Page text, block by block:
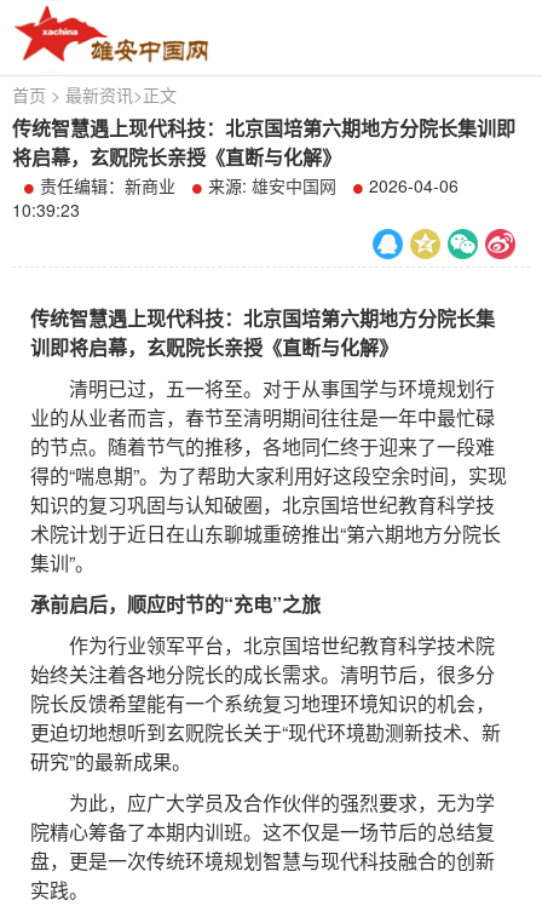
首页 > 最新资讯>正文
传统智慧遇上现代科技：北京国培第六期地方分院长集训即
将启幕，玄贶院长亲授《直断与化解》
责任编辑：新商业 来源: 雄安中国网
2026-04-06
10:39:23
传统智慧遇上现代科技：北京国培第六期地方分院长集
训即将启幕，玄贶院长亲授《直断与化解》
清明已过，五一将至。对于从事国学与环境规划行
业的从业者而言，春节至清明期间往往是一年中最忙碌
的节点。随着节气的推移，各地同仁终于迎来了一段难
得的“喘息期”。为了帮助大家利用好这段空余时间，实现
知识的复习巩固与认知破圈，北京国培世纪教育科学技
术院计划于近日在山东聊城重磅推出“第六期地方分院长
集训”。
承前启后，顺应时节的“充电”之旅
作为行业领军平台，北京国培世纪教育科学技术院
始终关注着各地分院长的成长需求。清明节后，很多分
院长反馈希望能有一个系统复习地理环境知识的机会，
更迫切地想听到玄贶院长关于“现代环境勘测新技术、新
研究”的最新成果。
为此，应广大学员及合作伙伴的强烈要求，无为学
院精心筹备了本期内训班。这不仅是一场节后的总结复
盘，更是一次传统环境规划智慧与现代科技融合的创新
实践。